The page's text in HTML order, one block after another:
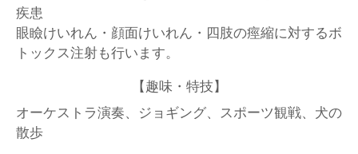
疾患
眼瞼けいれん・顔面けいれん・四肢の痙縮に対するボ
トックス注射も行います。
【趣味・特技】
オーケストラ演奏、ジョギング、スポーツ観戦、犬の
散歩